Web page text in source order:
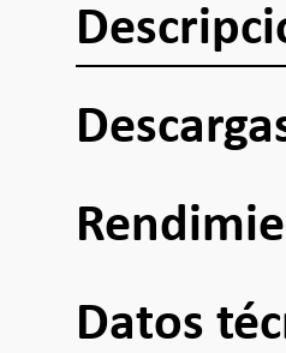
Datos